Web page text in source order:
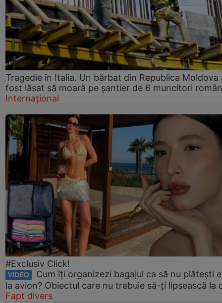
Tragedie în Italia. Un bărbat din Republica Moldova
fost lăsat să moară pe șantier de 6 muncitori
Internațional
#Exclusiv Click!
VIDEO
Cum îți organizezi bagajul ca să nu plătești
la avion? Obiectul care nu trebuie să-ți lipsească la
Fapt divers